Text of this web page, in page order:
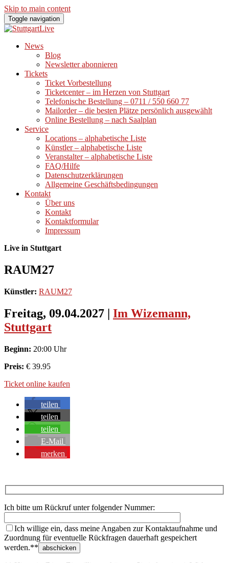
Skip to main content
Toggle navigation
News
Blog
Newsletter abonnieren
Tickets
Ticket Vorbestellung
Ticketcenter – im Herzen von Stuttgart
Telefonische Bestellung – 0711 / 550 660 77
Mailorder – die besten Plätze persönlich ausgewählt
Online Bestellung – nach Saalplan
Service
Locations – alphabetische Liste
Künstler – alphabetische Liste
Veranstalter – alphabetische Liste
FAQ/Hilfe
Datenschutzerklärungen
Allgemeine Geschäftsbedingungen
Kontakt
Über uns
Kontakt
Kontaktformular
Impressum
Live in Stuttgart
RAUM27
Künstler: RAUM27
Freitag, 09.04.2027 | Im Wizemann,
Stuttgart
Beginn: 20:00 Uhr
Preis: € 39.95
Ticket online kaufen
teilen
teilen
teilen
E-Mail
merken
Ich bitte um Rückruf unter folgender Nummer:
Ich willige ein, dass meine Angaben zur Kontaktaufnahme und
Zuordnung für eventuelle Rückfragen dauerhaft gespeichert
werden.**